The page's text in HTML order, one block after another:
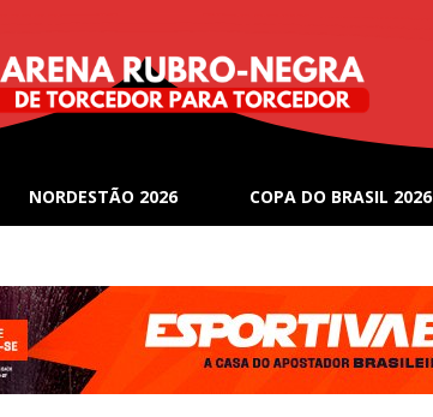
NORDESTÃO 2026 COPA DO BRASIL 2026